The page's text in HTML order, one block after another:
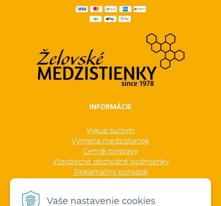
Vaše nastavenie cookies
INFORMÁCIE
Výkup surovín
Výmena medzistienok
Cenník prepravy
Všeobecné obchodné podmienky
Reklamačný poriadok
Formuláre